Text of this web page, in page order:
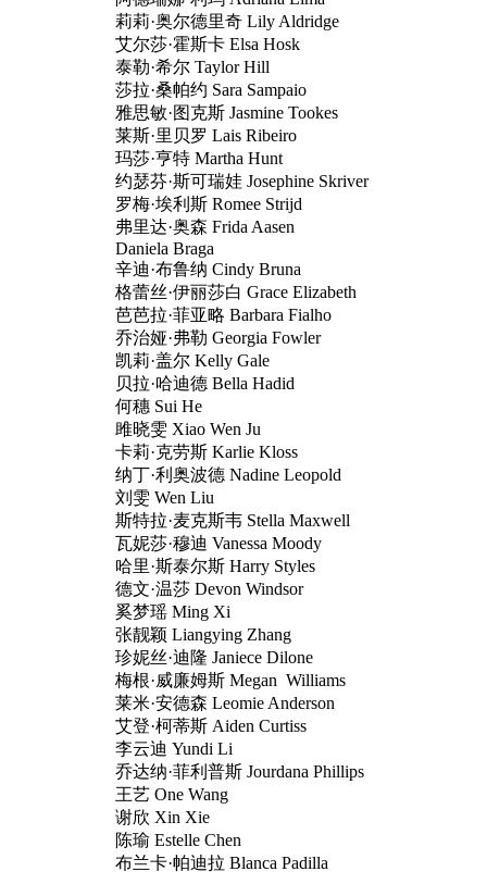
莉莉·奥尔德里奇 Lily Aldridge
艾尔莎·霍斯卡 Elsa Hosk
泰勒·希尔 Taylor Hill
莎拉·桑帕约 Sara Sampaio
雅思敏·图克斯 Jasmine Tookes
莱斯·里贝罗 Lais Ribeiro
玛莎·亨特 Martha Hunt
约瑟芬·斯可瑞娃 Josephine Skriver
罗梅·埃利斯 Romee Strijd
弗里达·奥森 Frida Aasen
Daniela Braga
辛迪·布鲁纳 Cindy Bruna
格蕾丝·伊丽莎白 Grace Elizabeth
芭芭拉·菲亚略 Barbara Fialho
乔治娅·弗勒 Georgia Fowler
凯莉·盖尔 Kelly Gale
贝拉·哈迪德 Bella Hadid
何穗 Sui He
雎晓雯 Xiao Wen Ju
卡莉·克劳斯 Karlie Kloss
纳丁·利奥波德 Nadine Leopold
刘雯 Wen Liu
斯特拉·麦克斯韦 Stella Maxwell
瓦妮莎·穆迪 Vanessa Moody
哈里·斯泰尔斯 Harry Styles
德文·温莎 Devon Windsor
奚梦瑶 Ming Xi
张靓颖 Liangying Zhang
珍妮丝·迪隆 Janiece Dilone
梅根·威廉姆斯 Megan Williams
莱米·安德森 Leomie Anderson
艾登·柯蒂斯 Aiden Curtiss
李云迪 Yundi Li
乔达纳·菲利普斯 Jourdana Phillips
王艺 One Wang
谢欣 Xin Xie
陈瑜 Estelle Chen
布兰卡·帕迪拉 Blanca Padilla